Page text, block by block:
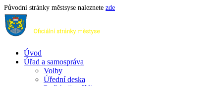
Původní stránky městsyse naleznete zde
Úvod
Úřad a samospráva
Volby
Úřední deska